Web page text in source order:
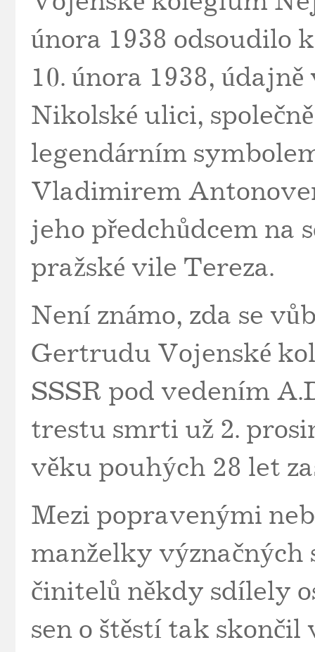
února 1938 odsoudilo
10. února 1938,
Nikolské ulici,
legendárním
Vladimirem
jeho předchůdcem na
pražské vile Tereza.
Není známo, zda se
Gertrudu Vojenské
SSSR pod vedením
trestu smrti už 2.
věku pouhých 28 let
Mezi popravenými
manželky
činitelů někdy sdílely
sen o štěstí tak